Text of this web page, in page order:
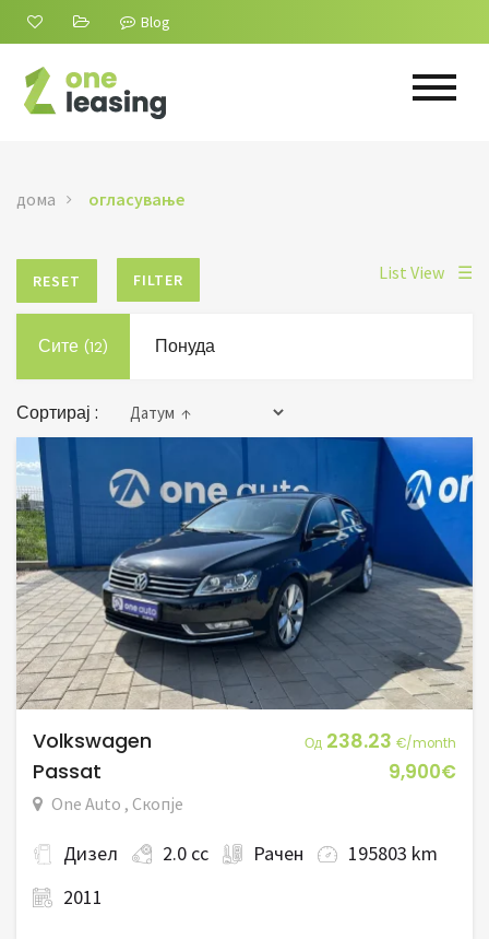
Blog
дома огласување
RESET FILTER List View ☰
Сите (12) Понуда
Сортирај :
Volkswagen Од 238.23 €/month
Passat 9,900€
One Auto , Скопје
Дизел 2.0 cc Рачен
195803 km
2011